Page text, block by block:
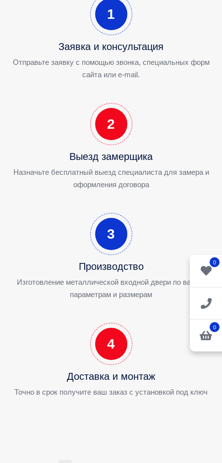
0
0
1
Заявка и консультация
Отправьте заявку с помощью звонка, специальных форм
сайта или e-mail.
2
Выезд замерщика
Назначьте бесплатный выезд специалиста для замера и
оформления договора
3
Производство
Изготовление металлической входной двери по вашим
параметрам и размерам
4
Доставка и монтаж
Точно в срок получите ваш заказ с установкой под ключ